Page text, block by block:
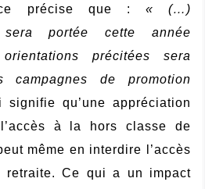
précise que : « (…)
sera portée cette année
précitées sera
campagnes de promotion
signifie qu’une appréciation
à la hors classe de
même en interdire l’accès
retraite. Ce qui a un impact